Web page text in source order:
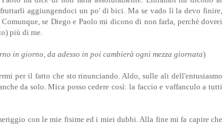
aggiungendoci un po' di bici. Ma se vado lì la devo finire,
se Diego e Paolo mi dicono di non farla, perchè dovrei
più di me.
in giorno, da adesso in poi cambierà ogni mezza giornata)
per il fatto che sto rinunciando. Aldo, sulle ali dell'entusiasmo
da solo. Mica posso cedere così: la faccio e vaffanculo a tutti
con le mie fisime ed i miei dubbi. Alla fine mi fa capire che